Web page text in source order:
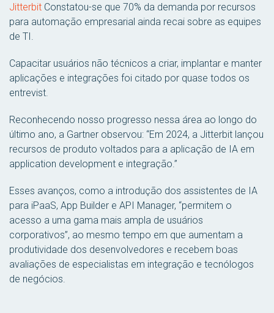
Jitterbit Constatou-se que 70% da demanda por recursos
para automação empresarial ainda recai sobre as equipes
de TI.
Capacitar usuários não técnicos a criar, implantar e manter
aplicações e integrações foi citado por quase todos os
entrevist.
Reconhecendo nosso progresso nessa área ao longo do
último ano, a Gartner observou: “Em 2024, a Jitterbit lançou
recursos de produto voltados para a aplicação de IA em
application development e integração.”
Esses avanços, como a introdução dos assistentes de IA
para iPaaS, App Builder e API Manager, “permitem o
acesso a uma gama mais ampla de usuários
corporativos”, ao mesmo tempo em que aumentam a
produtividade dos desenvolvedores e recebem boas
avaliações de especialistas em integração e tecnólogos
de negócios.